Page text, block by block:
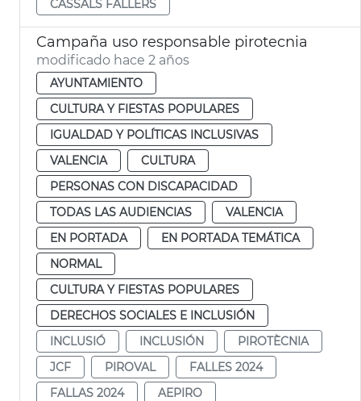
CASSALS FALLERS
Campaña uso responsable pirotecnia
modificado hace 2 años
AYUNTAMIENTO
CULTURA Y FIESTAS POPULARES
IGUALDAD Y POLÍTICAS INCLUSIVAS
VALENCIA
CULTURA
PERSONAS CON DISCAPACIDAD
TODAS LAS AUDIENCIAS
VALENCIA
EN PORTADA
EN PORTADA TEMÁTICA
NORMAL
CULTURA Y FIESTAS POPULARES
DERECHOS SOCIALES E INCLUSIÓN
INCLUSIÓ
INCLUSIÓN
PIROTÈCNIA
JCF
PIROVAL
FALLES 2024
FALLAS 2024
AEPIRO